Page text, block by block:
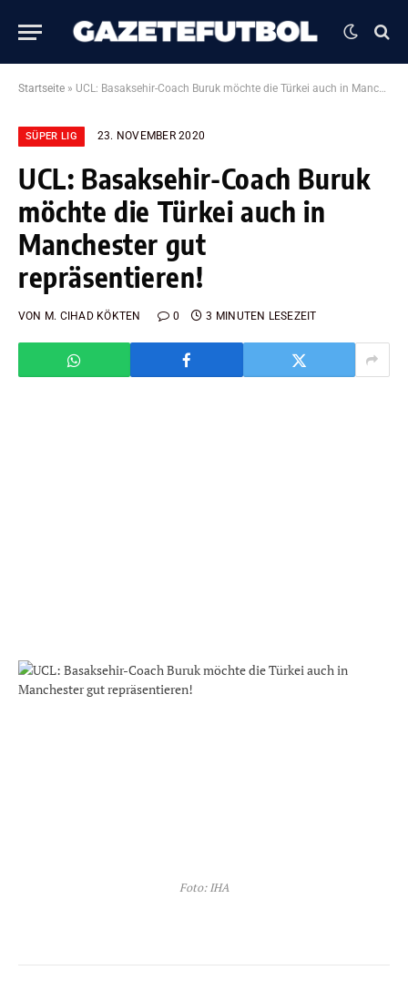
Startseite » UCL: Basaksehir-Coach Buruk möchte die Türkei auch in Manchester gut repräsentieren!
SÜPER LIG 23. NOVEMBER 2020
UCL: Basaksehir-Coach Buruk
möchte die Türkei auch in
Manchester gut
repräsentieren!
VON M. CIHAD KÖKTEN 0 3 MINUTEN LESEZEIT
Foto: IHA